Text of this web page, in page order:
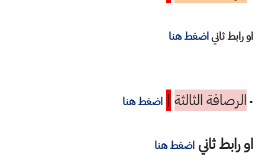
او رابط ثانياضغط هنا
• الرصافة الثالثة | اضغط هنا
او رابط ثاني اضغط هنا